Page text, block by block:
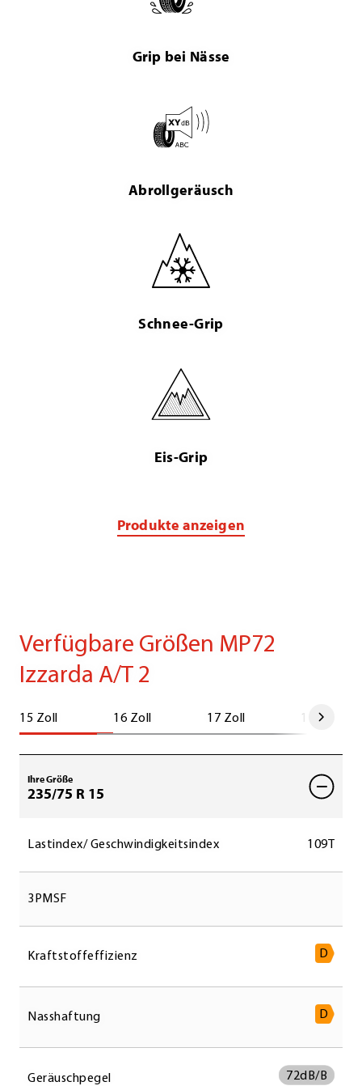
Grip bei Nässe
Abrollgeräusch
Schnee-Grip
Eis-Grip
Produkte anzeigen
Verfügbare Größen MP72
Izzarda A/T 2
15 Zoll 16 Zoll 17 Zoll 18 Zoll
Ihre Größe
235/75 R 15
Lastindex/ Geschwindigkeitsindex 109T
3PMSF
Kraftstoffeffizienz D
Nasshaftung D
Geräuschpegel 72dB/B